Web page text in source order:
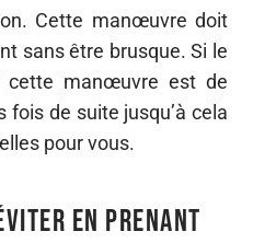
Cette manœuvre doit
sans être brusque. Si le
cette manœuvre est de
fois de suite jusqu’à cela
pour vous.
en prenant